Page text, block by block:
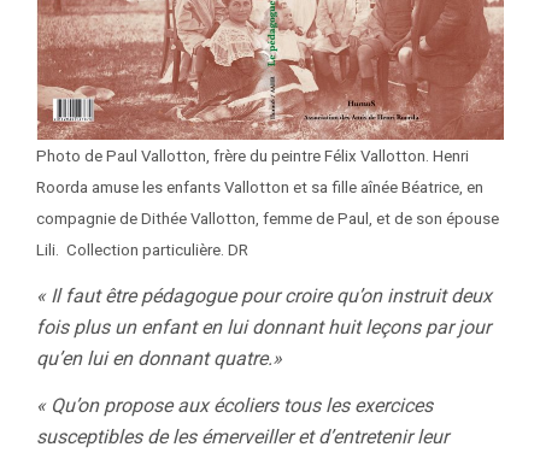
Photo de Paul Vallotton, frère du peintre Félix Vallotton. Henri
Roorda amuse les enfants Vallotton et sa fille aînée Béatrice, en
compagnie de Dithée Vallotton, femme de Paul, et de son épouse
Lili. Collection particulière. DR
« Il faut être pédagogue pour croire qu’on instruit deux
fois plus un enfant en lui donnant huit leçons par jour
qu’en lui en donnant quatre.»
« Qu’on propose aux écoliers tous les exercices
susceptibles de les émerveiller et d’entretenir leur